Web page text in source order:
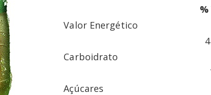
Valor Energético
4
Carboidrato 20